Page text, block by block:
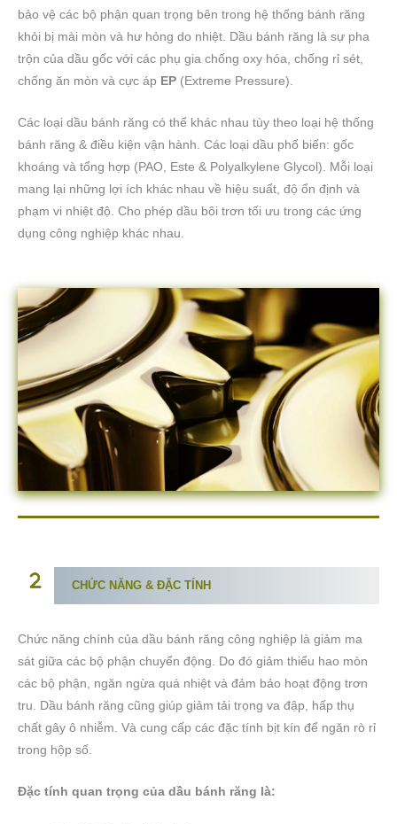
bảo vệ các bộ phận quan trọng bên trong hệ thống bánh răng
khỏi bị mài mòn và hư hỏng do nhiệt. Dầu bánh răng là sự pha
trộn của dầu gốc với các phụ gia chống oxy hóa, chống rỉ sét,
chống ăn mòn và cực áp EP (Extreme Pressure).
Các loại dầu bánh răng có thể khác nhau tùy theo loại hệ thống
bánh răng & điều kiện vận hành. Các loại dầu phổ biến: gốc
khoáng và tổng hợp (PAO, Este & Polyalkylene Glycol). Mỗi loại
mang lại những lợi ích khác nhau về hiệu suất, độ ổn định và
phạm vi nhiệt độ. Cho phép dầu bôi trơn tối ưu trong các ứng
dụng công nghiệp khác nhau.
CHỨC NĂNG & ĐẶC TÍNH
Chức năng chính của dầu bánh răng công nghiệp là giảm ma
sát giữa các bộ phận chuyển động. Do đó giảm thiểu hao mòn
các bộ phận, ngăn ngừa quá nhiệt và đảm bảo hoạt động trơn
tru. Dầu bánh răng cũng giúp giảm tải trọng va đập, hấp thụ
chất gây ô nhiễm. Và cung cấp các đặc tính bịt kín để ngăn rò rỉ
trong hộp số.
Đặc tính quan trọng của dầu bánh răng là: